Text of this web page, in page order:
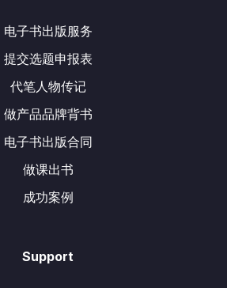
电子书出版服务
提交选题申报表
代笔人物传记
做产品品牌背书
电子书出版合同
做课出书
成功案例
Support